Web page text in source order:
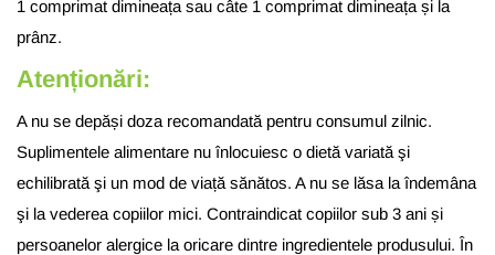
1 comprimat dimineața sau câte 1 comprimat dimineața și la
prânz.
Atenționări:
A nu se depăși doza recomandată pentru consumul zilnic.
Suplimentele alimentare nu înlocuiesc o dietă variată şi
echilibrată şi un mod de viață sănătos. A nu se lăsa la îndemâna
şi la vederea copiilor mici. Contraindicat copiilor sub 3 ani și
persoanelor alergice la oricare dintre ingredientele produsului. În